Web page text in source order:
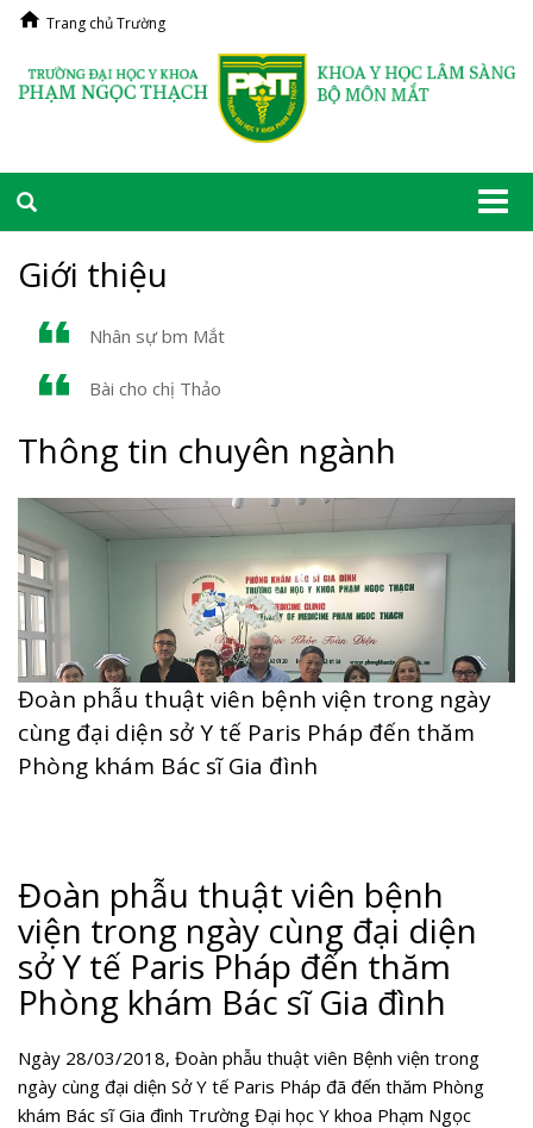
Trang chủ Trường
Giới thiệu
Nhân sự bm Mắt
Bài cho chị Thảo
Thông tin chuyên ngành
Đoàn phẫu thuật viên bệnh viện trong ngày
cùng đại diện sở Y tế Paris Pháp đến thăm
Phòng khám Bác sĩ Gia đình
Đoàn phẫu thuật viên bệnh
viện trong ngày cùng đại diện
sở Y tế Paris Pháp đến thăm
Phòng khám Bác sĩ Gia đình
Ngày 28/03/2018, Đoàn phẫu thuật viên Bệnh viện trong
ngày cùng đại diện Sở Y tế Paris Pháp đã đến thăm Phòng
khám Bác sĩ Gia đình Trường Đại học Y khoa Phạm Ngọc